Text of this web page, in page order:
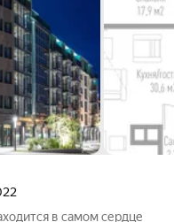
в самом сердце